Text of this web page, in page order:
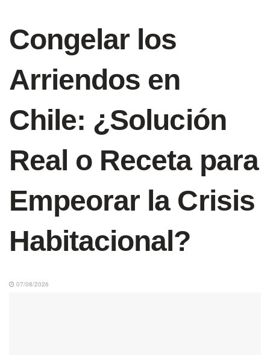
Congelar los
Arriendos en
Chile: ¿Solución
Real o Receta para
Empeorar la Crisis
Habitacional?
07/08/2026